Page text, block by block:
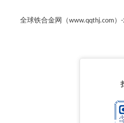
全球铁合金网（www.qqthj.com）